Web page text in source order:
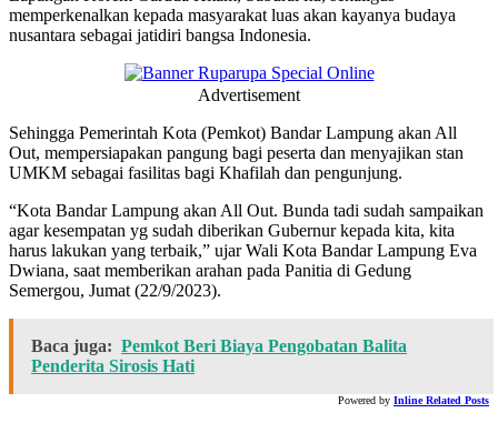
memperkenalkan kepada masyarakat luas akan kayanya budaya
nusantara sebagai jatidiri bangsa Indonesia.
Advertisement
Sehingga Pemerintah Kota (Pemkot) Bandar Lampung akan All
Out, mempersiapakan pangung bagi peserta dan menyajikan stan
UMKM sebagai fasilitas bagi Khafilah dan pengunjung.
“Kota Bandar Lampung akan All Out. Bunda tadi sudah sampaikan
agar kesempatan yg sudah diberikan Gubernur kepada kita, kita
harus lakukan yang terbaik,” ujar Wali Kota Bandar Lampung Eva
Dwiana, saat memberikan arahan pada Panitia di Gedung
Semergou, Jumat (22/9/2023).
Baca juga: Pemkot Beri Biaya Pengobatan Balita
Penderita Sirosis Hati
Powered by Inline Related Posts